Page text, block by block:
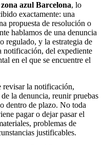
azul Barcelona, lo
exactamente: una
propuesta de resolución o
hablamos de una denuncia
regulado, y la estrategia de
notificación, del expediente
en el que se encuentre el
revisar la notificación,
la denuncia, reunir pruebas
dentro de plazo. No toda
pagar o dejar pasar el
problemas de
justificables.